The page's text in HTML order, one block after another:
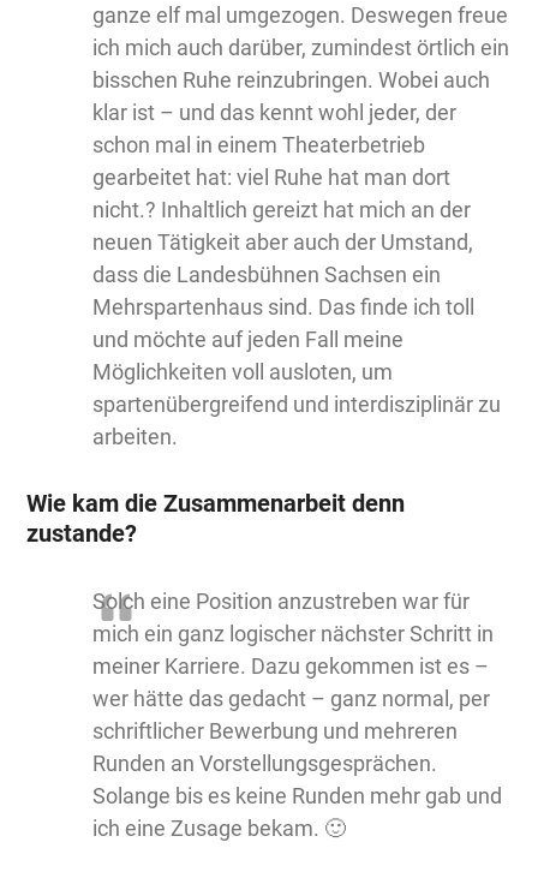
ganze elf mal umgezogen. Deswegen freue
ich mich auch darüber, zumindest örtlich ein
bisschen Ruhe reinzubringen. Wobei auch
klar ist – und das kennt wohl jeder, der
schon mal in einem Theaterbetrieb
gearbeitet hat: viel Ruhe hat man dort
nicht.? Inhaltlich gereizt hat mich an der
neuen Tätigkeit aber auch der Umstand,
dass die Landesbühnen Sachsen ein
Mehrspartenhaus sind. Das finde ich toll
und möchte auf jeden Fall meine
Möglichkeiten voll ausloten, um
spartenübergreifend und interdisziplinär zu
arbeiten.
Wie kam die Zusammenarbeit denn
zustande?
Solch eine Position anzustreben war für
mich ein ganz logischer nächster Schritt in
meiner Karriere. Dazu gekommen ist es –
wer hätte das gedacht – ganz normal, per
schriftlicher Bewerbung und mehreren
Runden an Vorstellungsgesprächen.
Solange bis es keine Runden mehr gab und
ich eine Zusage bekam. 🙂